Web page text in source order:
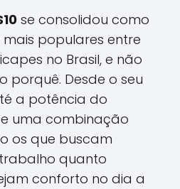
se consolidou como
populares entre
no Brasil, e não
porquê. Desde o seu
a potência do
uma combinação
os que buscam
quanto
conforto no dia a